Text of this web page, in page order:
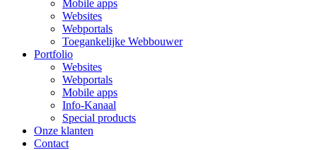
Mobile apps
Websites
Webportals
Toegankelijke Webbouwer
Portfolio
Websites
Webportals
Mobile apps
Info-Kanaal
Special products
Onze klanten
Contact